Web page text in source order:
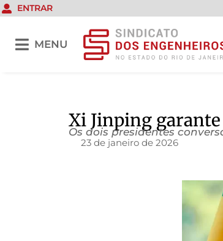
ENTRAR
MENU
Xi Jinping
Os dois presidentes
23 de janeiro de 2026